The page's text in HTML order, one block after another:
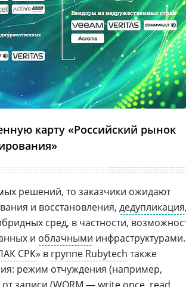
карту «Российский рынок
решений, то заказчики ожидают
и восстановления, дедупликация
сред, в частности,
и облачными инфраструктурами.
СРК» в группе Rubytech также
режим отчуждения (например,